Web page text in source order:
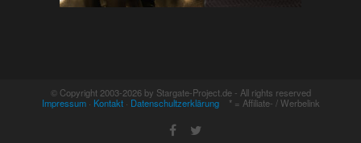
© Copyright 2003-2026 by Stargate-Project.de - All rights reserved
Impressum· Kontakt· Datenschultzerklärung* = Affiliate- / Werbelink